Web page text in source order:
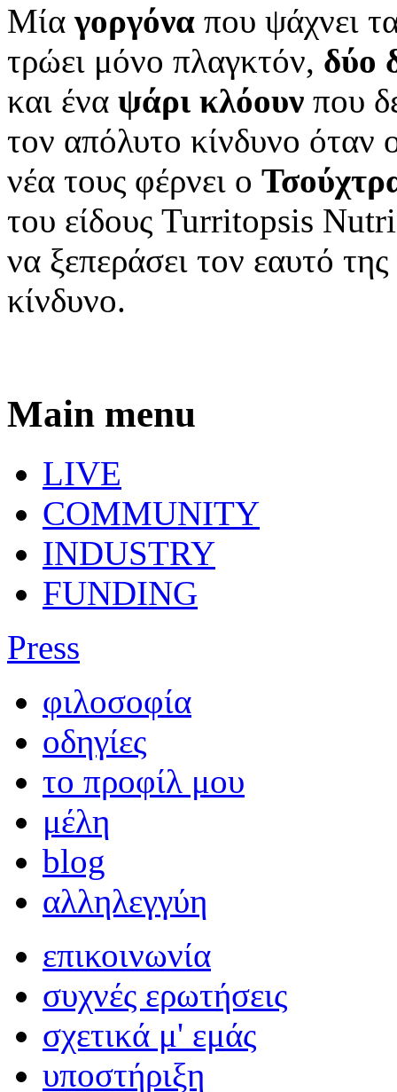
Μίαγοργόνα που ψάχνει
τρώει μόνο πλαγκτόν, δύο
και ένα ψάρι κλόουν που
τον απόλυτο κίνδυνο όταν
νέα τους φέρνει ο
του είδους Turritopsis
να ξεπεράσει τον εαυτό
κίνδυνο.
Main menu
LIVE
COMMUNITY
INDUSTRY
FUNDING
Press
φιλοσοφία
οδηγίες
το προφίλ μου
μέλη
blog
αλληλεγγύη
επικοινωνία
συχνές ερωτήσεις
σχετικά μ' εμάς
υποστήριξη